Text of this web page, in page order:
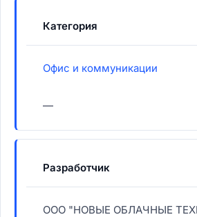
Категория
Офис и коммуникации
—
Разработчик
ООО "НОВЫЕ ОБЛАЧНЫЕ